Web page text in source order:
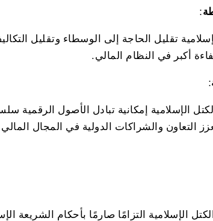
:
تقليل الحاجة إلى الوسطاء وتقليل
أكبر في النظام المالي.
:
الإسلامية إمكانية تبادل الأصول الرقمية
التعاون والشراكات الدولية في المجال
الإسلامية التزامًا صارمًا بأحكام الشريعة